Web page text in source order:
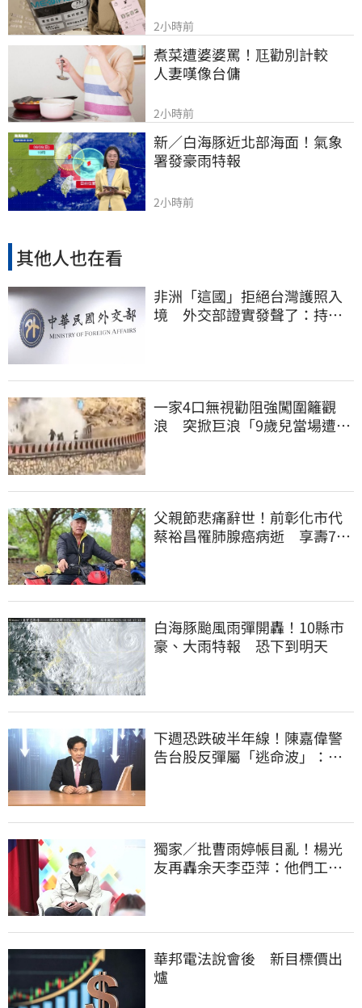
2小時前
煮菜遭婆婆罵！尫勸別計較
人妻嘆像台傭
2小時前
新／白海豚近北部海面！氣象
署發豪雨特報
2小時前
其他人也在看
非洲「這國」拒絕台灣護照入
境 外交部證實發聲了：持續
一家4口無視勸阻強闖圍籬觀
浪 突掀巨浪「9歲兒當場遭捲
父親節悲痛辭世！前彰化市代
蔡裕昌罹肺腺癌病逝 享壽71
白海豚颱風雨彈開轟！10縣市
豪、大雨特報 恐下到明天
下週恐跌破半年線！陳嘉偉警
告台股反彈屬「逃命波」：空
獨家／批曹雨婷帳目亂！楊光
友再轟余天李亞萍：他們工會
華邦電法說會後 新目標價出
爐